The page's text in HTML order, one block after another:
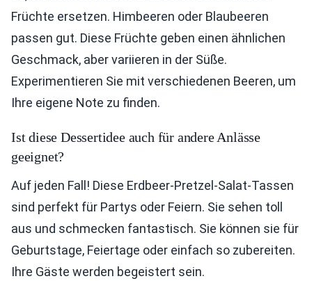
Früchte ersetzen. Himbeeren oder Blaubeeren
passen gut. Diese Früchte geben einen ähnlichen
Geschmack, aber variieren in der Süße.
Experimentieren Sie mit verschiedenen Beeren, um
Ihre eigene Note zu finden.
Ist diese Dessertidee auch für andere Anlässe
geeignet?
Auf jeden Fall! Diese Erdbeer-Pretzel-Salat-Tassen
sind perfekt für Partys oder Feiern. Sie sehen toll
aus und schmecken fantastisch. Sie können sie für
Geburtstage, Feiertage oder einfach so zubereiten.
Ihre Gäste werden begeistert sein.